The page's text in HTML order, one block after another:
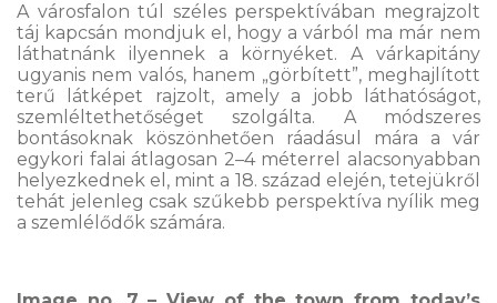
A városfalon túl széles perspektívában megrajzolt
táj kapcsán mondjuk el, hogy a várból ma már nem
láthatnánk ilyennek a környéket. A várkapitány
ugyanis nem valós, hanem „görbített”, meghajlított
terű látképet rajzolt, amely a jobb láthatóságot,
szemléltethetőséget szolgálta. A módszeres
bontásoknak köszönhetően ráadásul mára a vár
egykori falai átlagosan 2–4 méterrel alacsonyabban
helyezkednek el, mint a 18. század elején, tetejükről
tehát jelenleg csak szűkebb perspektíva nyílik meg
a szemlélődők számára.